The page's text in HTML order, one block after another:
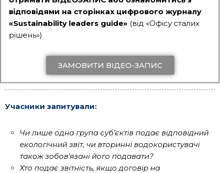
відповідями на сторінках цифрового журналу
«Sustainability leaders guide» (від «Офісу сталих
рішень»)
ЗАМОВИТИ ВІДЕО-ЗАПИС
Учасники запитували:
Чи лише одна група суб’єктів подає відповідний
екологічний звіт, чи вторинні водокористувачі
також зобов’язані його подавати?
Хто подає звітність, якщо договір на